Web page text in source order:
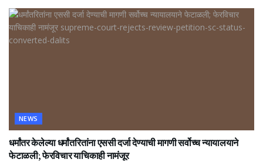
NEWS
धर्मांतर केलेल्या धर्मांतरितांना एससी दर्जा देण्याची मागणी सर्वोच्च न्यायालयाने
फेटाळली; फेरविचार याचिकाही नामंजूर